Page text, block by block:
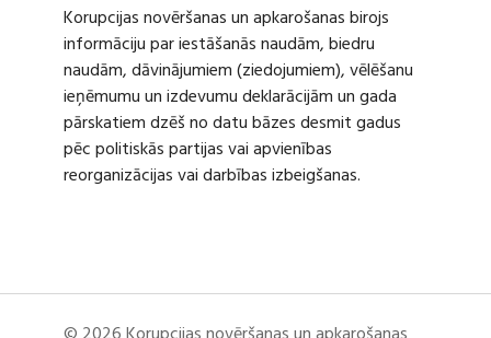
Korupcijas novēršanas un apkarošanas birojs
informāciju par iestāšanās naudām, biedru
naudām, dāvinājumiem (ziedojumiem), vēlēšanu
ieņēmumu un izdevumu deklarācijām un gada
pārskatiem dzēš no datu bāzes desmit gadus
pēc politiskās partijas vai apvienības
reorganizācijas vai darbības izbeigšanas.